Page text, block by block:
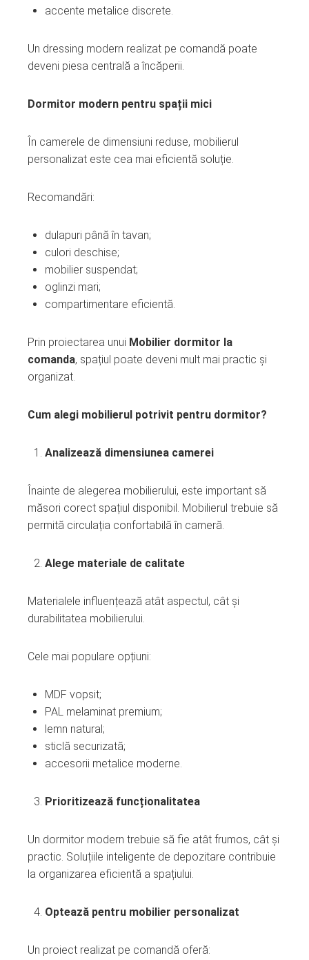
accente metalice discrete.
Un dressing modern realizat pe comandă poate
deveni piesa centrală a încăperii.
Dormitor modern pentru spații mici
În camerele de dimensiuni reduse, mobilierul
personalizat este cea mai eficientă soluție.
Recomandări:
dulapuri până în tavan;
culori deschise;
mobilier suspendat;
oglinzi mari;
compartimentare eficientă.
Prin proiectarea unui Mobilier dormitor la
comanda, spațiul poate deveni mult mai practic și
organizat.
Cum alegi mobilierul potrivit pentru dormitor?
Analizează dimensiunea camerei
Înainte de alegerea mobilierului, este important să
măsori corect spațiul disponibil. Mobilierul trebuie să
permită circulația confortabilă în cameră.
Alege materiale de calitate
Materialele influențează atât aspectul, cât și
durabilitatea mobilierului.
Cele mai populare opțiuni:
MDF vopsit;
PAL melaminat premium;
lemn natural;
sticlă securizată;
accesorii metalice moderne.
Prioritizează funcționalitatea
Un dormitor modern trebuie să fie atât frumos, cât și
practic. Soluțiile inteligente de depozitare contribuie
la organizarea eficientă a spațiului.
Optează pentru mobilier personalizat
Un proiect realizat pe comandă oferă: